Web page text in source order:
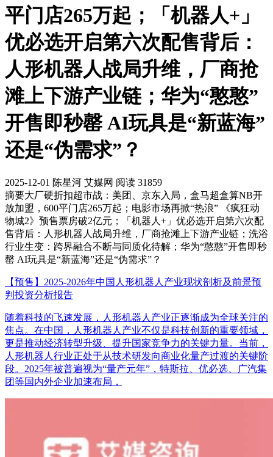
平门店265万起；「机器人+」
优必选开启第六次配售背后：
人形机器人战局升维，厂商抢
滩上下游产业链；华为“憨憨”
开售即秒罄 AI玩具是“新蓝海”
还是“伪需求”？
2025-12-01 陈星河 艾媒网 阅读 31859
摘要大厂硬折扣超市战：美团、京东入局，盒马超盒算NB开
放加盟，600平门店265万起；电影市场再掀“热浪” 《疯狂动
物城2》预售票房破2亿元；「机器人+」优必选开启第六次配
售背后：人形机器人战局升维，厂商抢滩上下游产业链；洗浴
行业生变：跨界融合不断与同质化待解；华为“憨憨”开售即秒
罄 AI玩具是“新蓝海”还是“伪需求”？
【预售】2025-2026年中国人形机器人产业现状剖析及前景预
判投资分析报告
随着科技的飞速发展，人形机器人产业正逐渐成为全球关注的
焦点。在中国，人形机器人产业不仅是科技创新的重要领域，
更是推动经济转型升级、提升国家竞争力的关键力量。当前，
人形机器人行业正处于从技术研发向商业化量产过渡的关键阶
段。2025年被普遍视为“量产元年”，特斯拉、优必选、广汽集
团等国内外企业加速布局，